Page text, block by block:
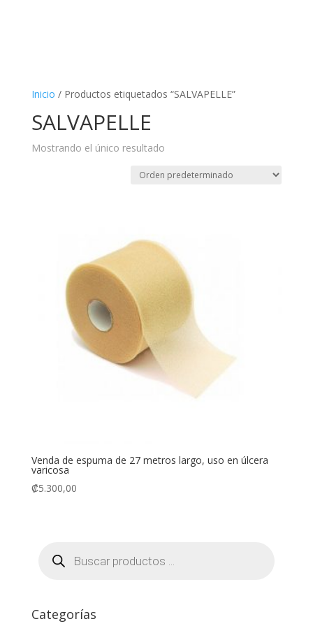
Inicio / Productos etiquetados “SALVAPELLE”
SALVAPELLE
Mostrando el único resultado
Venda de espuma de 27 metros largo, uso en úlcera
varicosa
₡5.300,00
productos
Categorías